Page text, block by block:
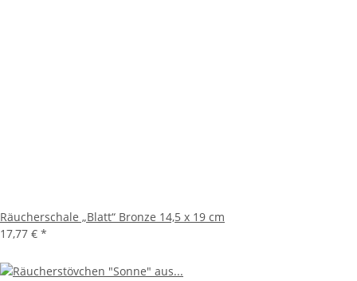
Räucherschale „Blatt“ Bronze 14,5 x 19 cm
17,77 € *